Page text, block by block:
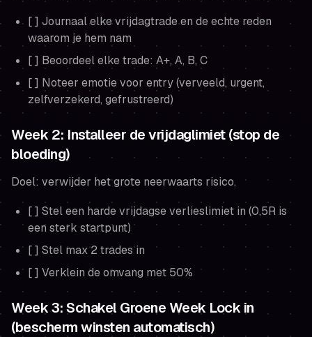
[ ] Journaal elke vrijdagtrade en de echte reden
waarom je hem nam
[ ] Beoordeel elke trade: A+, A, B, C
[ ] Noteer emotie voor entry (verveeld, urgent,
zelfverzekerd, gefrustreerd)
Week 2: Installeer de vrijdaglimiet (stop de
bloeding)
Doel: verwijder het grote neerwaarts risico.
[ ] Stel een harde vrijdagse verlieslimiet in (0,5R is
een sterk startpunt)
[ ] Stel max 2 trades in
[ ] Verklein de omvang met 50%
Week 3: Schakel Groene Week Lock in
(bescherm winsten automatisch)